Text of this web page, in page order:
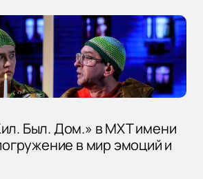
Был. Дом.» в МХТ имени
в мир эмоций и